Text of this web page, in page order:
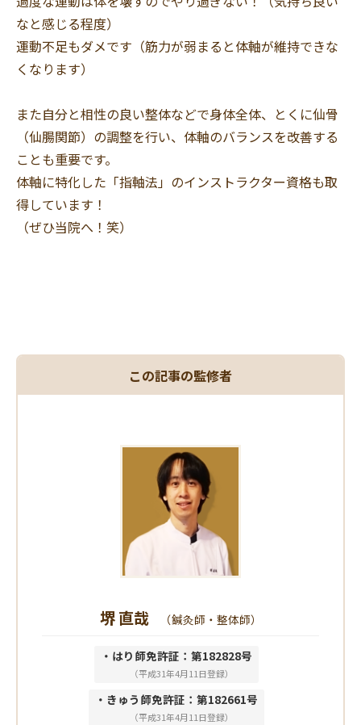
なと感じる程度）
運動不足もダメです（筋力が弱まると体軸が維持できな
くなります）
また自分と相性の良い整体などで身体全体、とくに仙骨
（仙腸関節）の調整を行い、体軸のバランスを改善する
ことも重要です。
体軸に特化した「指軸法」のインストラクター資格も取
得しています！
（ぜひ当院へ！笑）
この記事の監修者
堺 直哉 （鍼灸師・整体師）
・はり師免許証：第182828号
（平成31年4月11日登録）
・きゅう師免許証：第182661号
（平成31年4月11日登録）